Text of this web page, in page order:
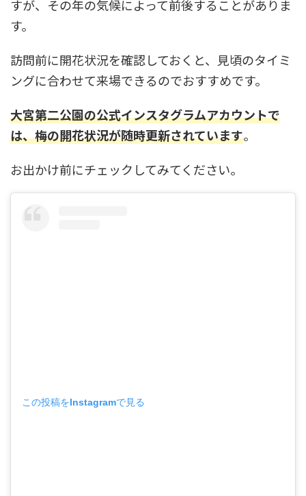
すが、その年の気候によって前後することがありま
す。
訪問前に開花状況を確認しておくと、見頃のタイミ
ングに合わせて来場できるのでおすすめです。
大宮第二公園の公式インスタグラムアカウントで
は、梅の開花状況が随時更新されています。
お出かけ前にチェックしてみてください。
この投稿をInstagramで見る